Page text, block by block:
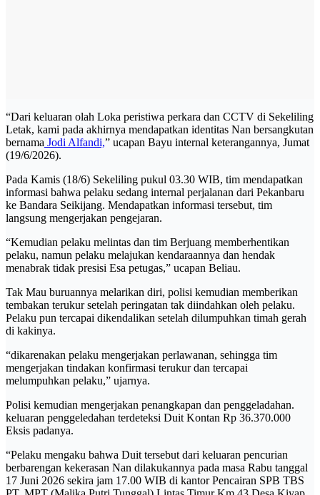
“Dari keluaran olah Loka peristiwa perkara dan CCTV di Sekeliling
Letak, kami pada akhirnya mendapatkan identitas Nan bersangkutan
bernama Jodi Alfandi,” ucapan Bayu internal keterangannya, Jumat
(19/6/2026).
Pada Kamis (18/6) Sekeliling pukul 03.30 WIB, tim mendapatkan
informasi bahwa pelaku sedang internal perjalanan dari Pekanbaru
ke Bandara Seikijang. Mendapatkan informasi tersebut, tim
langsung mengerjakan pengejaran.
“Kemudian pelaku melintas dan tim Berjuang memberhentikan
pelaku, namun pelaku melajukan kendaraannya dan hendak
menabrak tidak presisi Esa petugas,” ucapan Beliau.
Tak Mau buruannya melarikan diri, polisi kemudian memberikan
tembakan terukur setelah peringatan tak diindahkan oleh pelaku.
Pelaku pun tercapai dikendalikan setelah dilumpuhkan timah gerah
di kakinya.
“dikarenakan pelaku mengerjakan perlawanan, sehingga tim
mengerjakan tindakan konfirmasi terukur dan tercapai
melumpuhkan pelaku,” ujarnya.
Polisi kemudian mengerjakan penangkapan dan penggeladahan.
keluaran penggeledahan terdeteksi Duit Kontan Rp 36.370.000
Eksis padanya.
“Pelaku mengaku bahwa Duit tersebut dari keluaran pencurian
berbarengan kekerasan Nan dilakukannya pada masa Rabu tanggal
17 Juni 2026 sekira jam 17.00 WIB di kantor Pencairan SPB TBS